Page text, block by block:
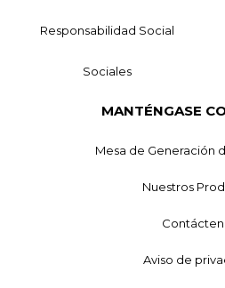
Responsabilidad Social
Sociales
MANTÉNGASE
Mesa de Generación
Nuestros
Aviso de